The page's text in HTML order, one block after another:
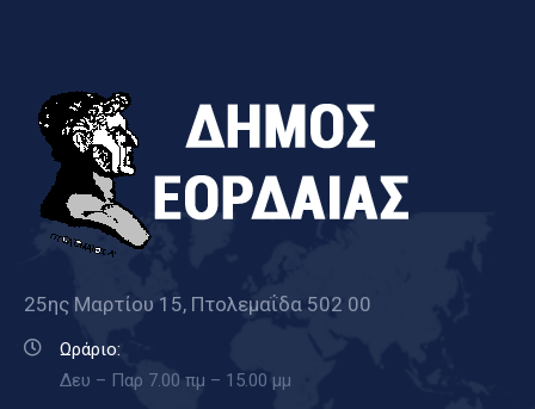
25ης Μαρτίου 15, Πτολεμαΐδα 502 00
Ωράριο:
Δευ – Παρ 7.00 πμ – 15.00 μμ